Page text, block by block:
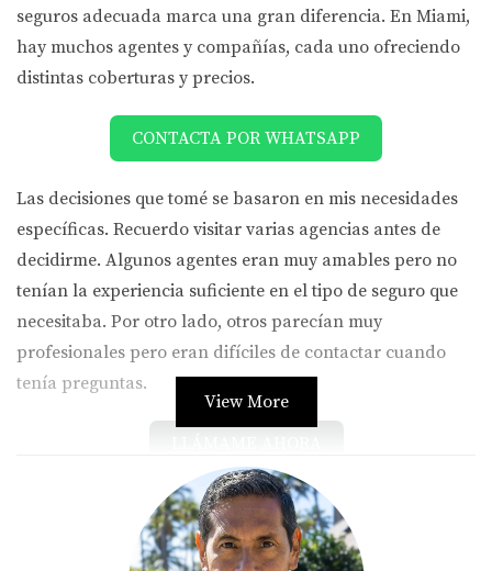
seguros adecuada marca una gran diferencia. En Miami,
hay muchos agentes y compañías, cada uno ofreciendo
distintas coberturas y precios.
CONTACTA POR WHATSAPP
Las decisiones que tomé se basaron en mis necesidades
específicas. Recuerdo visitar varias agencias antes de
decidirme. Algunos agentes eran muy amables pero no
tenían la experiencia suficiente en el tipo de seguro que
necesitaba. Por otro lado, otros parecían muy
profesionales pero eran difíciles de contactar cuando
tenía preguntas.
Caso 1: Juan y su seguro de auto
Juan necesitaba un seguro para su coche nuevo. Optó
View More